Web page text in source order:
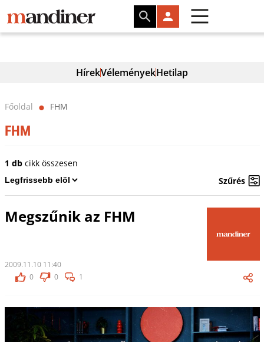
HírekVéleményekHetilap
Főoldal ⬤ FHM
FHM
1 dbcikk összesen
Szűrés
Megszűnik az FHM
2009.11.10 11:40
0
0 1